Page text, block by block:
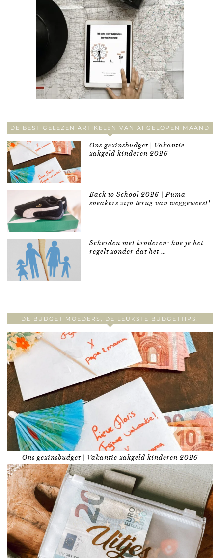
DE BEST GELEZEN ARTIKELEN VAN AFGELOPEN MAAND
Ons gezinsbudget | Vakantie
zakgeld kinderen 2026
Back to School 2026 | Puma
sneakers zijn terug van weggeweest!
Scheiden met kinderen: hoe je het
regelt zonder dat het …
DE BUDGET MOEDERS, DE LEUKSTE BUDGETTIPS!
Ons gezinsbudget | Vakantie zakgeld kinderen 2026